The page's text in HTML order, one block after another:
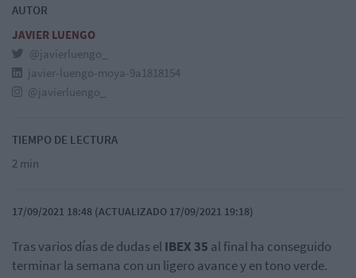
AUTOR
JAVIER LUENGO
@javierluengo_
javier-luengo-moya-9a1818154
@javierluengo_
TIEMPO DE LECTURA
2 min
17/09/2021 18:48 (ACTUALIZADO 17/09/2021 19:18)
Tras varios días de dudas elIBEX 35 al final ha conseguido
terminar la semana con un ligero avance y en tono verde.